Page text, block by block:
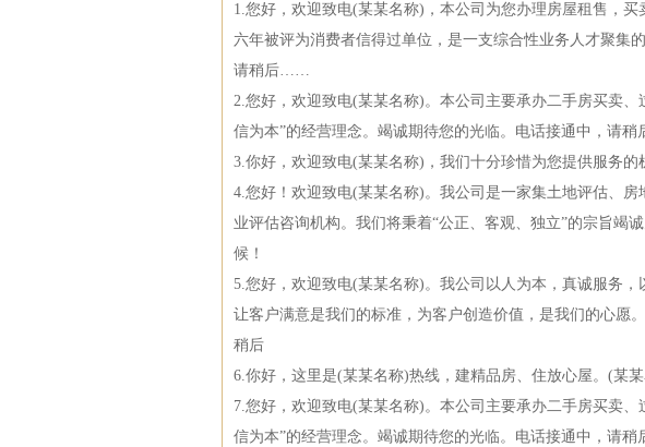
1.您好，欢迎致电(某某名称)，本公司为您办理房屋租售，
六年被评为消费者信得过单位，是一支综合性业务人才聚集
请稍后……
2.您好，欢迎致电(某某名称)。本公司主要承办二手房买卖
信为本”的经营理念。竭诚期待您的光临。电话接通中，请稍
3.你好，欢迎致电(某某名称)，我们十分珍惜为您提供服务的
4.您好！欢迎致电(某某名称)。我公司是一家集土地评估、
业评估咨询机构。我们将秉着“公正、客观、独立”的宗旨竭
候！
5.您好，欢迎致电(某某名称)。我公司以人为本，真诚服务，
让客户满意是我们的标准，为客户创造价值，是我们的心愿
稍后
6.你好，这里是(某某名称)热线，建精品房、住放心屋。(某
7.您好，欢迎致电(某某名称)。本公司主要承办二手房买卖
信为本”的经营理念。竭诚期待您的光临。电话接通中，请稍